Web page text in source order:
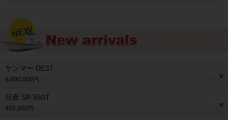
ヤンマー DE37
9,000,000円
日産 SP-550T
450,000円